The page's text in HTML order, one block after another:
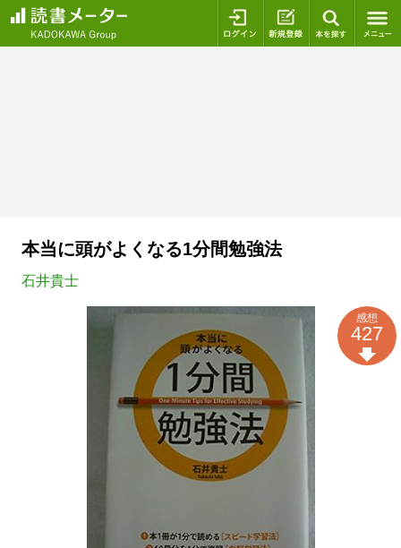
ログイン 新規登録
本当に頭がよくなる1分間勉強法
石井貴士
感想
427